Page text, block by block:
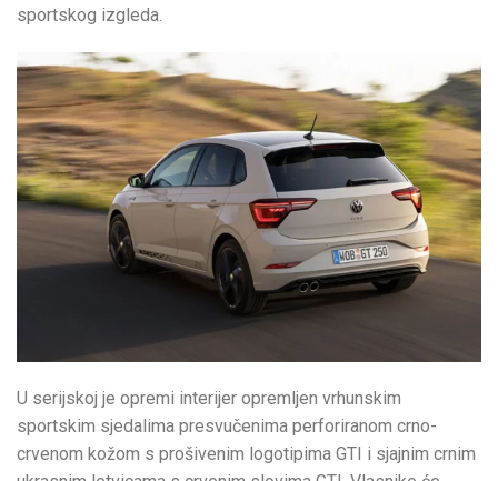
sportskog izgleda.
U serijskoj je opremi interijer opremljen vrhunskim
sportskim sjedalima presvučenima perforiranom crno-
crvenom kožom s prošivenim logotipima GTI i sjajnim crnim